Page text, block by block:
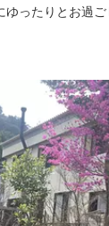
ったりとお過
所岳を背に、御
える湯の山の自